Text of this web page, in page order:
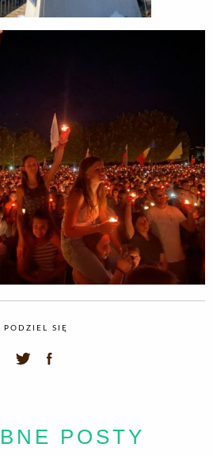
PODZIEL SIĘ
POSTY